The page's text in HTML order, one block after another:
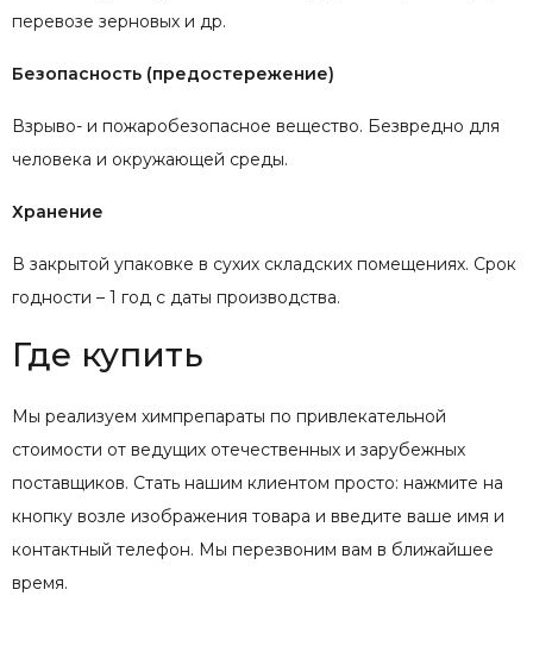
перевозе зерновых и др.
Безопасность (предостережение)
Взрыво- и пожаробезопасное вещество. Безвредно для
человека и окружающей среды.
Хранение
В закрытой упаковке в сухих складских помещениях. Срок
годности – 1 год с даты производства.
Где купить
Мы реализуем химпрепараты по привлекательной
стоимости от ведущих отечественных и зарубежных
поставщиков. Стать нашим клиентом просто: нажмите на
кнопку возле изображения товара и введите ваше имя и
контактный телефон. Мы перезвоним вам в ближайшее
время.